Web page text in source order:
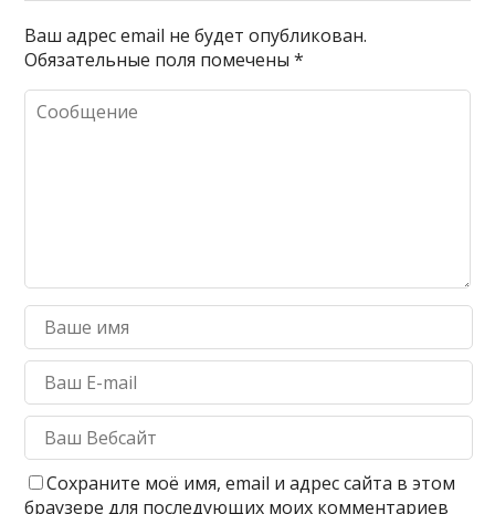
Ваш адрес email не будет опубликован.
Обязательные поля помечены*
Сохраните моё имя, email и адрес сайта в этом
браузере для последующих моих комментариев